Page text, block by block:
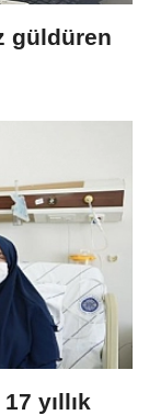
güldüren
yıllık